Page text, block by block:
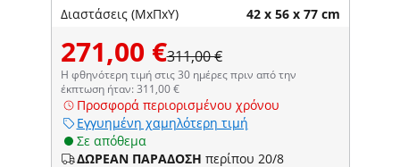
Διαστάσεις (ΜxΠxΥ) 42 x 56 x 77 cm
271,00 €311,00 €
Η φθηνότερη τιμή στις 30 ημέρες πριν από την
έκπτωση ήταν: 311,00 €
Προσφορά περιορισμένου χρόνου
Εγγυημένη χαμηλότερη τιμή
Σε απόθεμα
ΔΩΡΕΑΝ ΠΑΡΑΔΟΣΗ περίπου 20/8